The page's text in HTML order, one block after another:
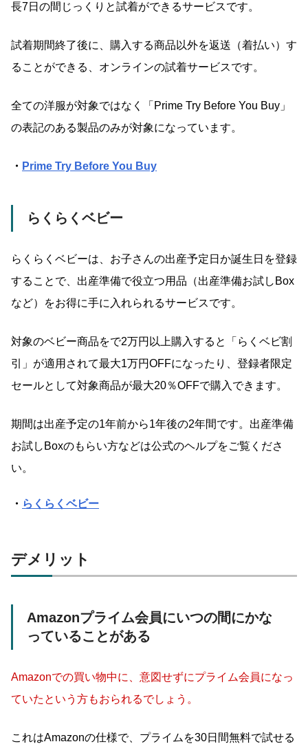
長7日の間じっくりと試着ができるサービスです。
試着期間終了後に、購入する商品以外を返送（着払い）す
ることができる、オンラインの試着サービスです。
全ての洋服が対象ではなく「Prime Try Before You Buy」
の表記のある製品のみが対象になっています。
・ Prime Try Before You Buy
らくらくベビー
らくらくベビーは、お子さんの出産予定日か誕生日を登録
することで、出産準備で役立つ用品（出産準備お試しBox
など）をお得に手に入れられるサービスです。
対象のベビー商品をで2万円以上購入すると「らくベビ割
引」が適用されて最大1万円OFFになったり、登録者限定
セールとして対象商品が最大20％OFFで購入できます。
期間は出産予定の1年前から1年後の2年間です。出産準備
お試しBoxのもらい方などは公式のヘルプをご覧くださ
い。
・ らくらくベビー
デメリット
Amazonプライム会員にいつの間にかな
っていることがある
Amazonでの買い物中に、意図せずにプライム会員になっ
ていたという方もおられるでしょう。
これはAmazonの仕様で、プライムを30日間無料で試せる